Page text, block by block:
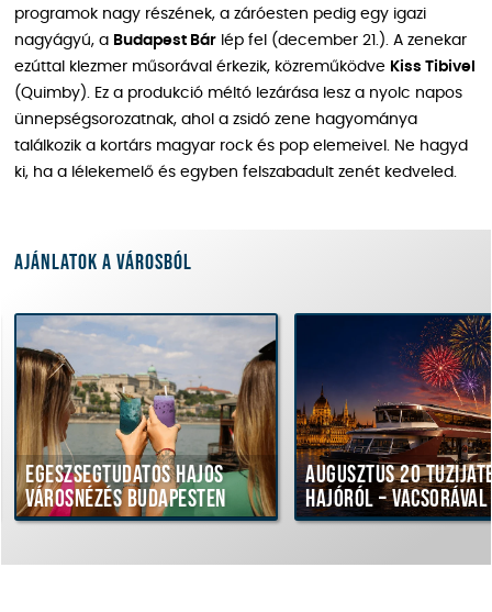
programok nagy részének, a záróesten pedig egy igazi
nagyágyú, a Budapest Bár lép fel (december 21.). A zenekar
ezúttal klezmer műsorával érkezik, közreműködve Kiss Tibivel
(Quimby). Ez a produkció méltó lezárása lesz a nyolc napos
ünnepségsorozatnak, ahol a zsidó zene hagyománya
találkozik a kortárs magyar rock és pop elemeivel. Ne hagyd
ki, ha a lélekemelő és egyben felszabadult zenét kedveled.
Ajánlatok a városból
Egészségtudatos hajós
városnézés Budapesten
Augusztus 20 tűzijáték
hajóról – vacsorával